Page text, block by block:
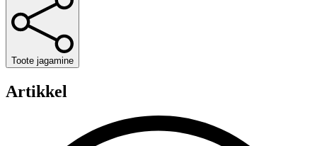
Toote jagamine
Artikkel